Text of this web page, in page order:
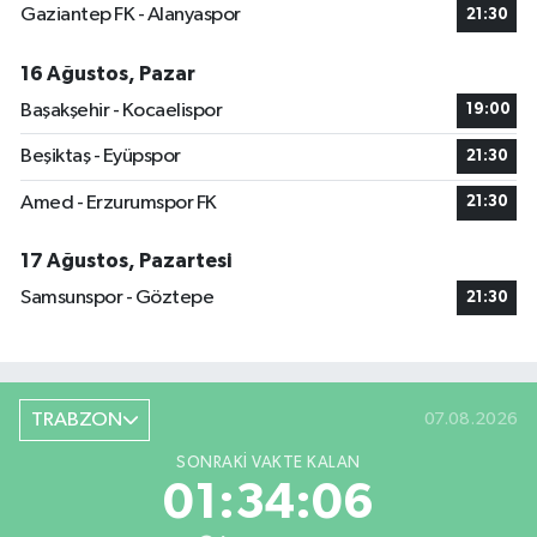
Gaziantep FK - Alanyaspor 21:30
16 Ağustos, Pazar
Başakşehir - Kocaelispor
19:00
Beşiktaş - Eyüpspor 21:30
Amed - Erzurumspor FK 21:30
17 Ağustos, Pazartesi
Samsunspor - Göztepe
21:30
TRABZON 07.08.2026
SONRAKI VAKTE KALAN
01:34:05